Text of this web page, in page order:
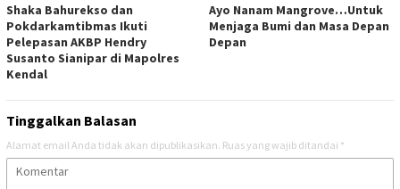
​Shaka Bahurekso dan
Pokdarkamtibmas Ikuti
Pelepasan AKBP Hendry
Susanto Sianipar di Mapolres
Kendal
Ayo Nanam Mangrove…Untuk
Menjaga Bumi dan Masa Depan
Depan
Tinggalkan Balasan
Alamat email Anda tidak akan dipublikasikan. Ruas yang wajib ditandai *